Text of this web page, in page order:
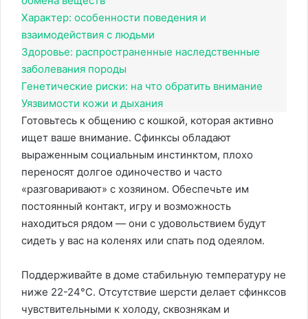
Характер: особенности поведения и
взаимодействия с людьми
Здоровье: распространенные наследственные
заболевания породы
Генетические риски: на что обратить внимание
Уязвимости кожи и дыхания
Готовьтесь к общению с кошкой, которая активно
ищет ваше внимание. Сфинксы обладают
выраженным социальным инстинктом, плохо
переносят долгое одиночество и часто
«разговаривают» с хозяином. Обеспечьте им
постоянный контакт, игру и возможность
находиться рядом — они с удовольствием будут
сидеть у вас на коленях или спать под одеялом.
Поддерживайте в доме стабильную температуру не
ниже 22-24°C. Отсутствие шерсти делает сфинксов
чувствительными к холоду, сквознякам и